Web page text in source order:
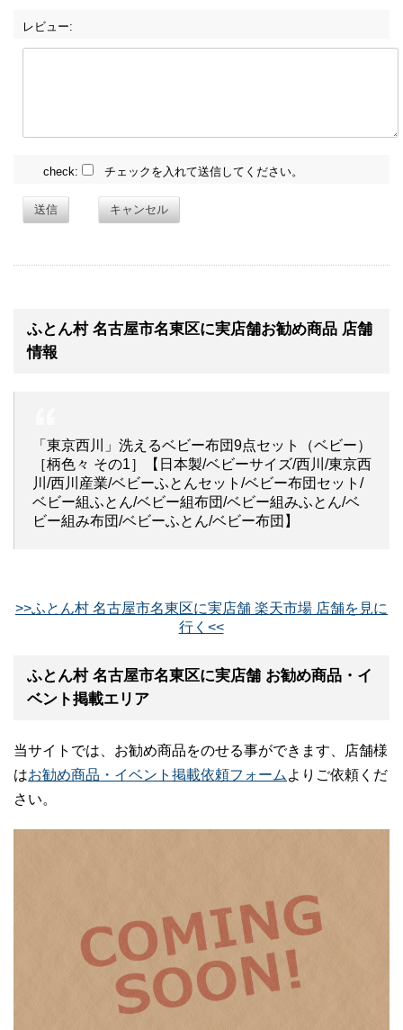
レビュー:
check: チェックを入れて送信してください。
送信 キャンセル
ふとん村 名古屋市名東区に実店舗お勧め商品 店舗
情報
「東京西川」洗えるベビー布団9点セット（ベビー）
［柄色々 その1］【日本製/ベビーサイズ/西川/東京西
川/西川産業/ベビーふとんセット/ベビー布団セット/
ベビー組ふとん/ベビー組布団/ベビー組みふとん/ベ
ビー組み布団/ベビーふとん/ベビー布団】
>>ふとん村 名古屋市名東区に実店舗 楽天市場 店舗を見に
行く<<
ふとん村 名古屋市名東区に実店舗 お勧め商品・イ
ベント掲載エリア
当サイトでは、お勧め商品をのせる事ができます、店舗様
はお勧め商品・イベント掲載依頼フォーム よりご依頼くだ
さい。